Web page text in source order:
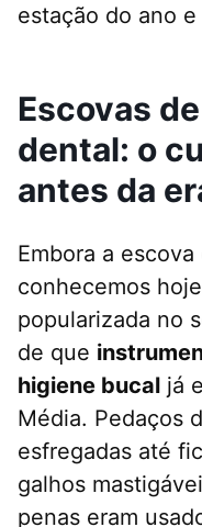
estação do ano
Escovas
dental: o
antes da
Embora a
conhecemos
popularizada no
de que
higiene bucal já
Média. Pedaços
esfregadas até
galhos
penas eram